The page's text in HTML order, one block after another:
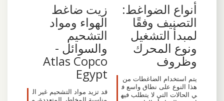
أنواع الضواغط:
التصنيف وفقًا
لمبدأ التشغيل
ونوع المحرك
وظروف
يتم استخدام الضاغطات من
هذا النوع على نطاق واسع ف
ي الحالات التي لا يتطلب فيه
زيت ضاغط
الهواء ومواد
التشحيم
والسوائل -
Atlas Copco
Egypt
قد تزيد مواد التشحيم غير ال
مناسبة المخاطر المتعددة، م